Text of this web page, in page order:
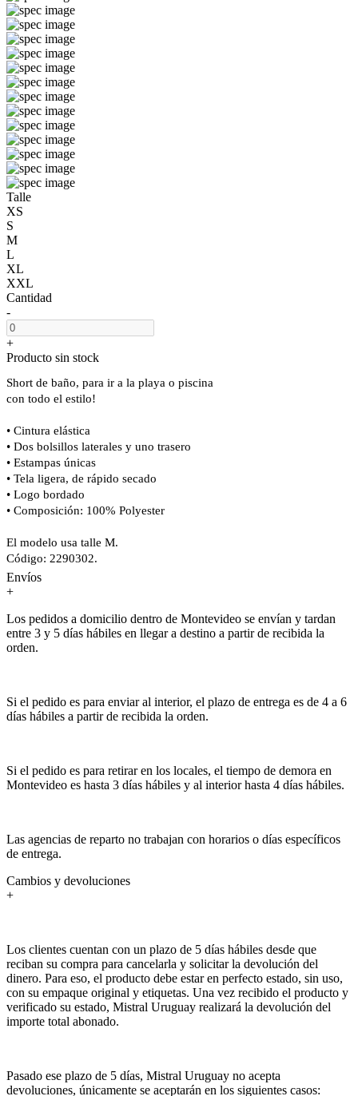
Talle
XS
S
M
L
XL
XXL
Cantidad
-
+
Producto sin stock
Short de baño, para ir a la playa o piscina
con todo el estilo!
• Cintura elástica
• Dos bolsillos laterales y uno trasero
• Estampas únicas
• Tela ligera, de rápido secado
• Logo bordado
• Composición: 100% Polyester
El modelo usa talle M.
Código: 2290302.
Envíos
+
Los pedidos a domicilio dentro de Montevideo se envían y tardan
entre 3 y 5 días hábiles en llegar a destino a partir de recibida la
orden.
Si el pedido es para enviar al interior, el plazo de entrega es de 4 a 6
días hábiles a partir de recibida la orden.
Si el pedido es para retirar en los locales, el tiempo de demora en
Montevideo es hasta 3 días hábiles y al interior hasta 4 días hábiles.
Las agencias de reparto no trabajan con horarios o días específicos
de entrega.
Cambios y devoluciones
+
Los clientes cuentan con un plazo de 5 días hábiles desde que
reciban su compra para cancelarla y solicitar la devolución del
dinero. Para eso, el producto debe estar en perfecto estado, sin uso,
con su empaque original y etiquetas. Una vez recibido el producto y
verificado su estado, Mistral Uruguay realizará la devolución del
importe total abonado.
Pasado ese plazo de 5 días, Mistral Uruguay no acepta
devoluciones, únicamente se aceptarán en los siguientes casos: